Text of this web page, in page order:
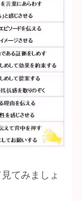
てみましょ